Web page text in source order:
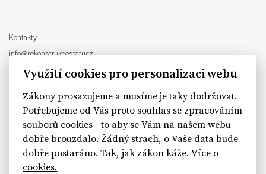
Kontakty
info@rekonstrukcestatu.cz
Návrh a vývoj: Sinfin , ilustrace:
sinfin.digital
Využití cookies pro personalizaci webu
Zákony prosazujeme a musíme je taky dodržovat.
Potřebujeme od Vás proto souhlas se zpracováním
souborů cookies - to aby se Vám na našem webu
dobře brouzdalo. Žádný strach, o Vaše data bude
dobře postaráno. Tak, jak zákon káže.Více o
cookies.